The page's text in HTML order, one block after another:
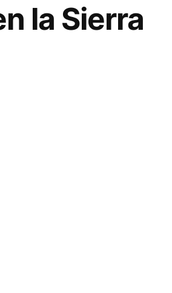
la Sierra